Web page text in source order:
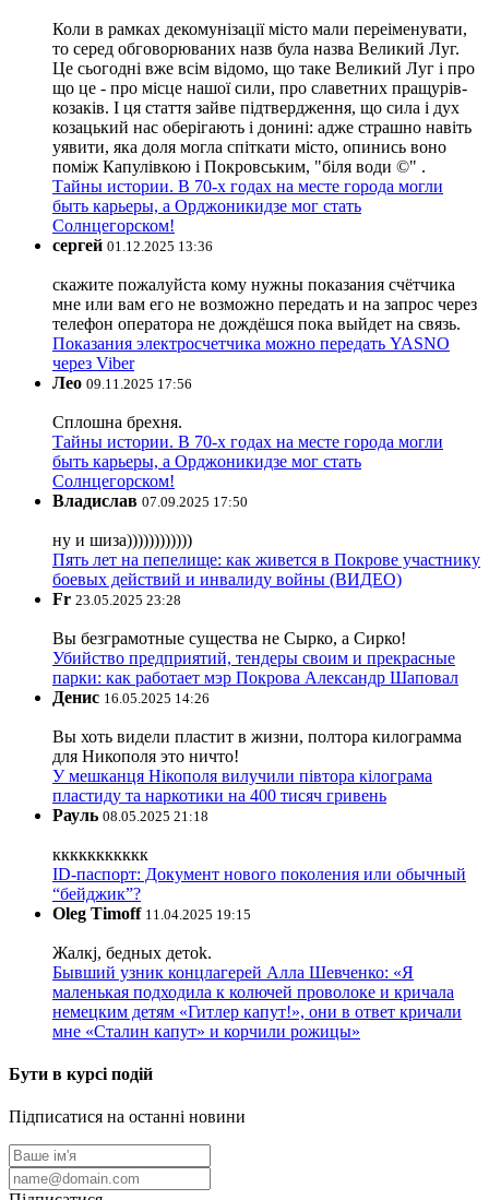
Коли в рамках декомунізації місто мали переіменувати,
то серед обговорюваних назв була назва Великий Луг.
Це сьогодні вже всім відомо, що таке Великий Луг і про
що це - про місце нашої сили, про славетних пращурів-
козаків. І ця стаття зайве підтвердження, що сила і дух
козацький нас оберігають і донині: адже страшно навіть
уявити, яка доля могла спіткати місто, опинись воно
поміж Капулівкою і Покровським, "біля води ©" .
Тайны истории. В 70-х годах на месте города могли
быть карьеры, а Орджоникидзе мог стать
Солнцегорском!
сергей 01.12.2025 13:36
скажите пожалуйста кому нужны показания счётчика
мне или вам его не возможно передать и на запрос через
телефон оператора не дождёшся пока выйдет на связь.
Показания электросчетчика можно передать YASNO
через Viber
Лео 09.11.2025 17:56
Сплошна брехня.
Тайны истории. В 70-х годах на месте города могли
быть карьеры, а Орджоникидзе мог стать
Солнцегорском!
Владислав 07.09.2025 17:50
ну и шиза))))))))))))
Пять лет на пепелище: как живется в Покрове участнику
боевых действий и инвалиду войны (ВИДЕО)
Fr 23.05.2025 23:28
Вы безграмотные существа не Сырко, а Сирко!
Убийство предприятий, тендеры своим и прекрасные
парки: как работает мэр Покрова Александр Шаповал
Денис 16.05.2025 14:26
Вы хоть видели пластит в жизни, полтора килограмма
для Никополя это ничто!
У мешканця Нікополя вилучили півтора кілограма
пластиду та наркотики на 400 тисяч гривень
Рауль 08.05.2025 21:18
ккккккккккк
ID-паспорт: Документ нового поколения или обычный
“бейджик”?
Oleg Timoff 11.04.2025 19:15
Жалкj, бедных детok.
Бывший узник концлагерей Алла Шевченко: «Я
маленькая подходила к колючей проволоке и кричала
немецким детям «Гитлер капут!», они в ответ кричали
мне «Сталин капут» и корчили рожицы»
Бути в курсі подій
Підписатися на останні новини